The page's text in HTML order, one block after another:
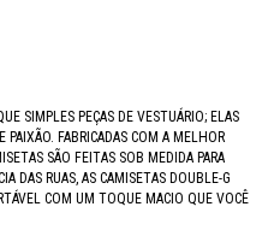
SIMPLES PEÇAS DE VESTUÁRIO; ELAS
PAIXÃO. FABRICADAS COM A MELHOR
SÃO FEITAS SOB MEDIDA PARA
DAS RUAS, AS CAMISETAS DOUBLE-G
COM UM TOQUE MACIO QUE VOCÊ